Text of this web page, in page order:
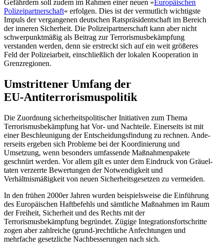
Gefährdern soll zu­dem im Rahmen einer neuen »Europäi­schen
Polizeipartnerschaft« erfolgen. Dies ist der vermutlich wichtigste
Impuls der vergangenen deutschen Ratspräsidentschaft im Bereich
der inneren Sicherheit. Die Poli­zeipartnerschaft kann aber nicht
schwer­punkt­mäßig als Beitrag zur Terrorismus­bekämp­fung
verstanden werden, denn sie er­streckt sich auf ein weit größeres
Feld der Polizei­arbeit, einschließlich der lokalen Kooperation in
Grenzregionen.
Umstrittener Umfang der
EU‑Antiterrorismuspolitik
Die Zuordnung sicherheitspolitischer Initia­tiven zum Thema
Terrorismusbekämpfung hat Vor- und Nachteile. Einerseits ist mit
einer Beschleunigung der Entscheidungsfindung zu rechnen. Ande­
rerseits ergeben sich Probleme bei der Koordi­nierung und
Umsetzung, wenn besonders umfassende Maßnahmenpakete
geschnürt werden. Vor allem gilt es unter dem Eindruck von Gräuel­
taten verzerrte Bewertungen der Notwen­digkeit und
Verhältnismäßigkeit von neuen Sicherheitsgesetzen zu vermeiden.
In den frühen 2000er Jahren wurden bei­spielsweise die Einführung
des Euro­päi­schen Haftbefehls und sämtliche Maßnahmen im Raum
der Freiheit, Sicherheit und des Rechts mit der
Terrorismusbekämpfung begründet. Zügige Integrationsfortschritte
zogen aber zahlreiche (grund-)rechtliche Anfechtungen und
mehrfache gesetz­liche Nachbesserungen nach sich.